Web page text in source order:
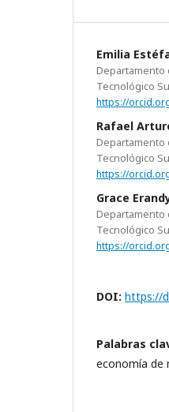
Emilia
Departamento
Tecnológico
https://
Rafael
Departamento
Tecnológico
https://
Grace
Departamento
Tecnológico
https://
DOI: https://
Palabras
economía de